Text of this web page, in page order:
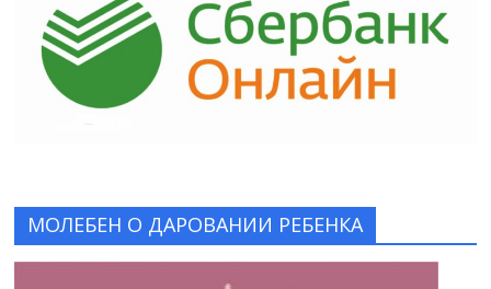
МОЛЕБЕН О ДАРОВАНИИ РЕБЕНКА